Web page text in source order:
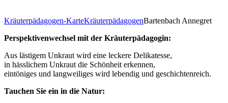
Kräuterpädagogen-KarteKräuterpädagogenBartenbach Annegret
Perspektivenwechsel mit der Kräuterpädagogin:
Aus lästigem Unkraut wird eine leckere Delikatesse,
in hässlichem Unkraut die Schönheit erkennen,
eintöniges und langweiliges wird lebendig und geschichtenreich.
Tauchen Sie ein in die Natur: